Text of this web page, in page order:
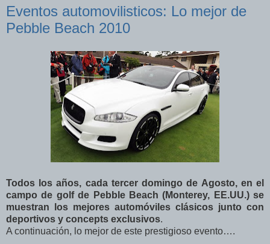
Eventos automovilisticos: Lo mejor de
Pebble Beach 2010
Todos los años, cada tercer domingo de Agosto, en el
campo de golf de Pebble Beach (Monterey, EE.UU.) se
muestran los mejores automóviles clásicos junto con
deportivos y concepts exclusivos.
A continuación, lo mejor de este prestigioso evento….